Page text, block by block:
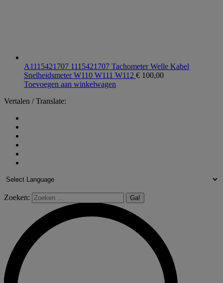
A1115421707 1115421707 Tachometer Welle Kabel
Snelheidsmeter W110 W111 W112 € 100,00
Toevoegen aan winkelwagen
Vertalen / Translate:
Zoeken: